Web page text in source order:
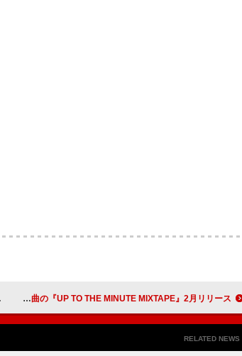
JQ（Nulbarich）のソロプロジェクト、全6曲オール新曲の『UP TO THE MINUTE MIXTAPE』2月リリース
RELATED NEWS